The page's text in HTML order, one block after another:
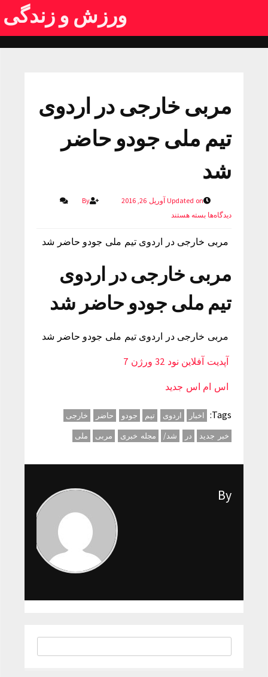
ورزش و زندگی
مربی خارجی در اردوی
تيم ملی جودو حاضر
شد
Updated on آوریل 26, 2016
By
دیدگاه‌هابسته هستند
مربی خارجی در اردوی تيم ملی جودو حاضر شد
مربی خارجی در اردوی
تيم ملی جودو حاضر شد
مربی خارجی در اردوی تيم ملی جودو حاضر شد
آپدیت آفلاین نود 32 ورژن 7
اس ام اس جدید
Tags: اخبار اردوی تيم جودو حاضر
خارجی
خبر جدید
در شد/ مجله خبری مربی ملی
By